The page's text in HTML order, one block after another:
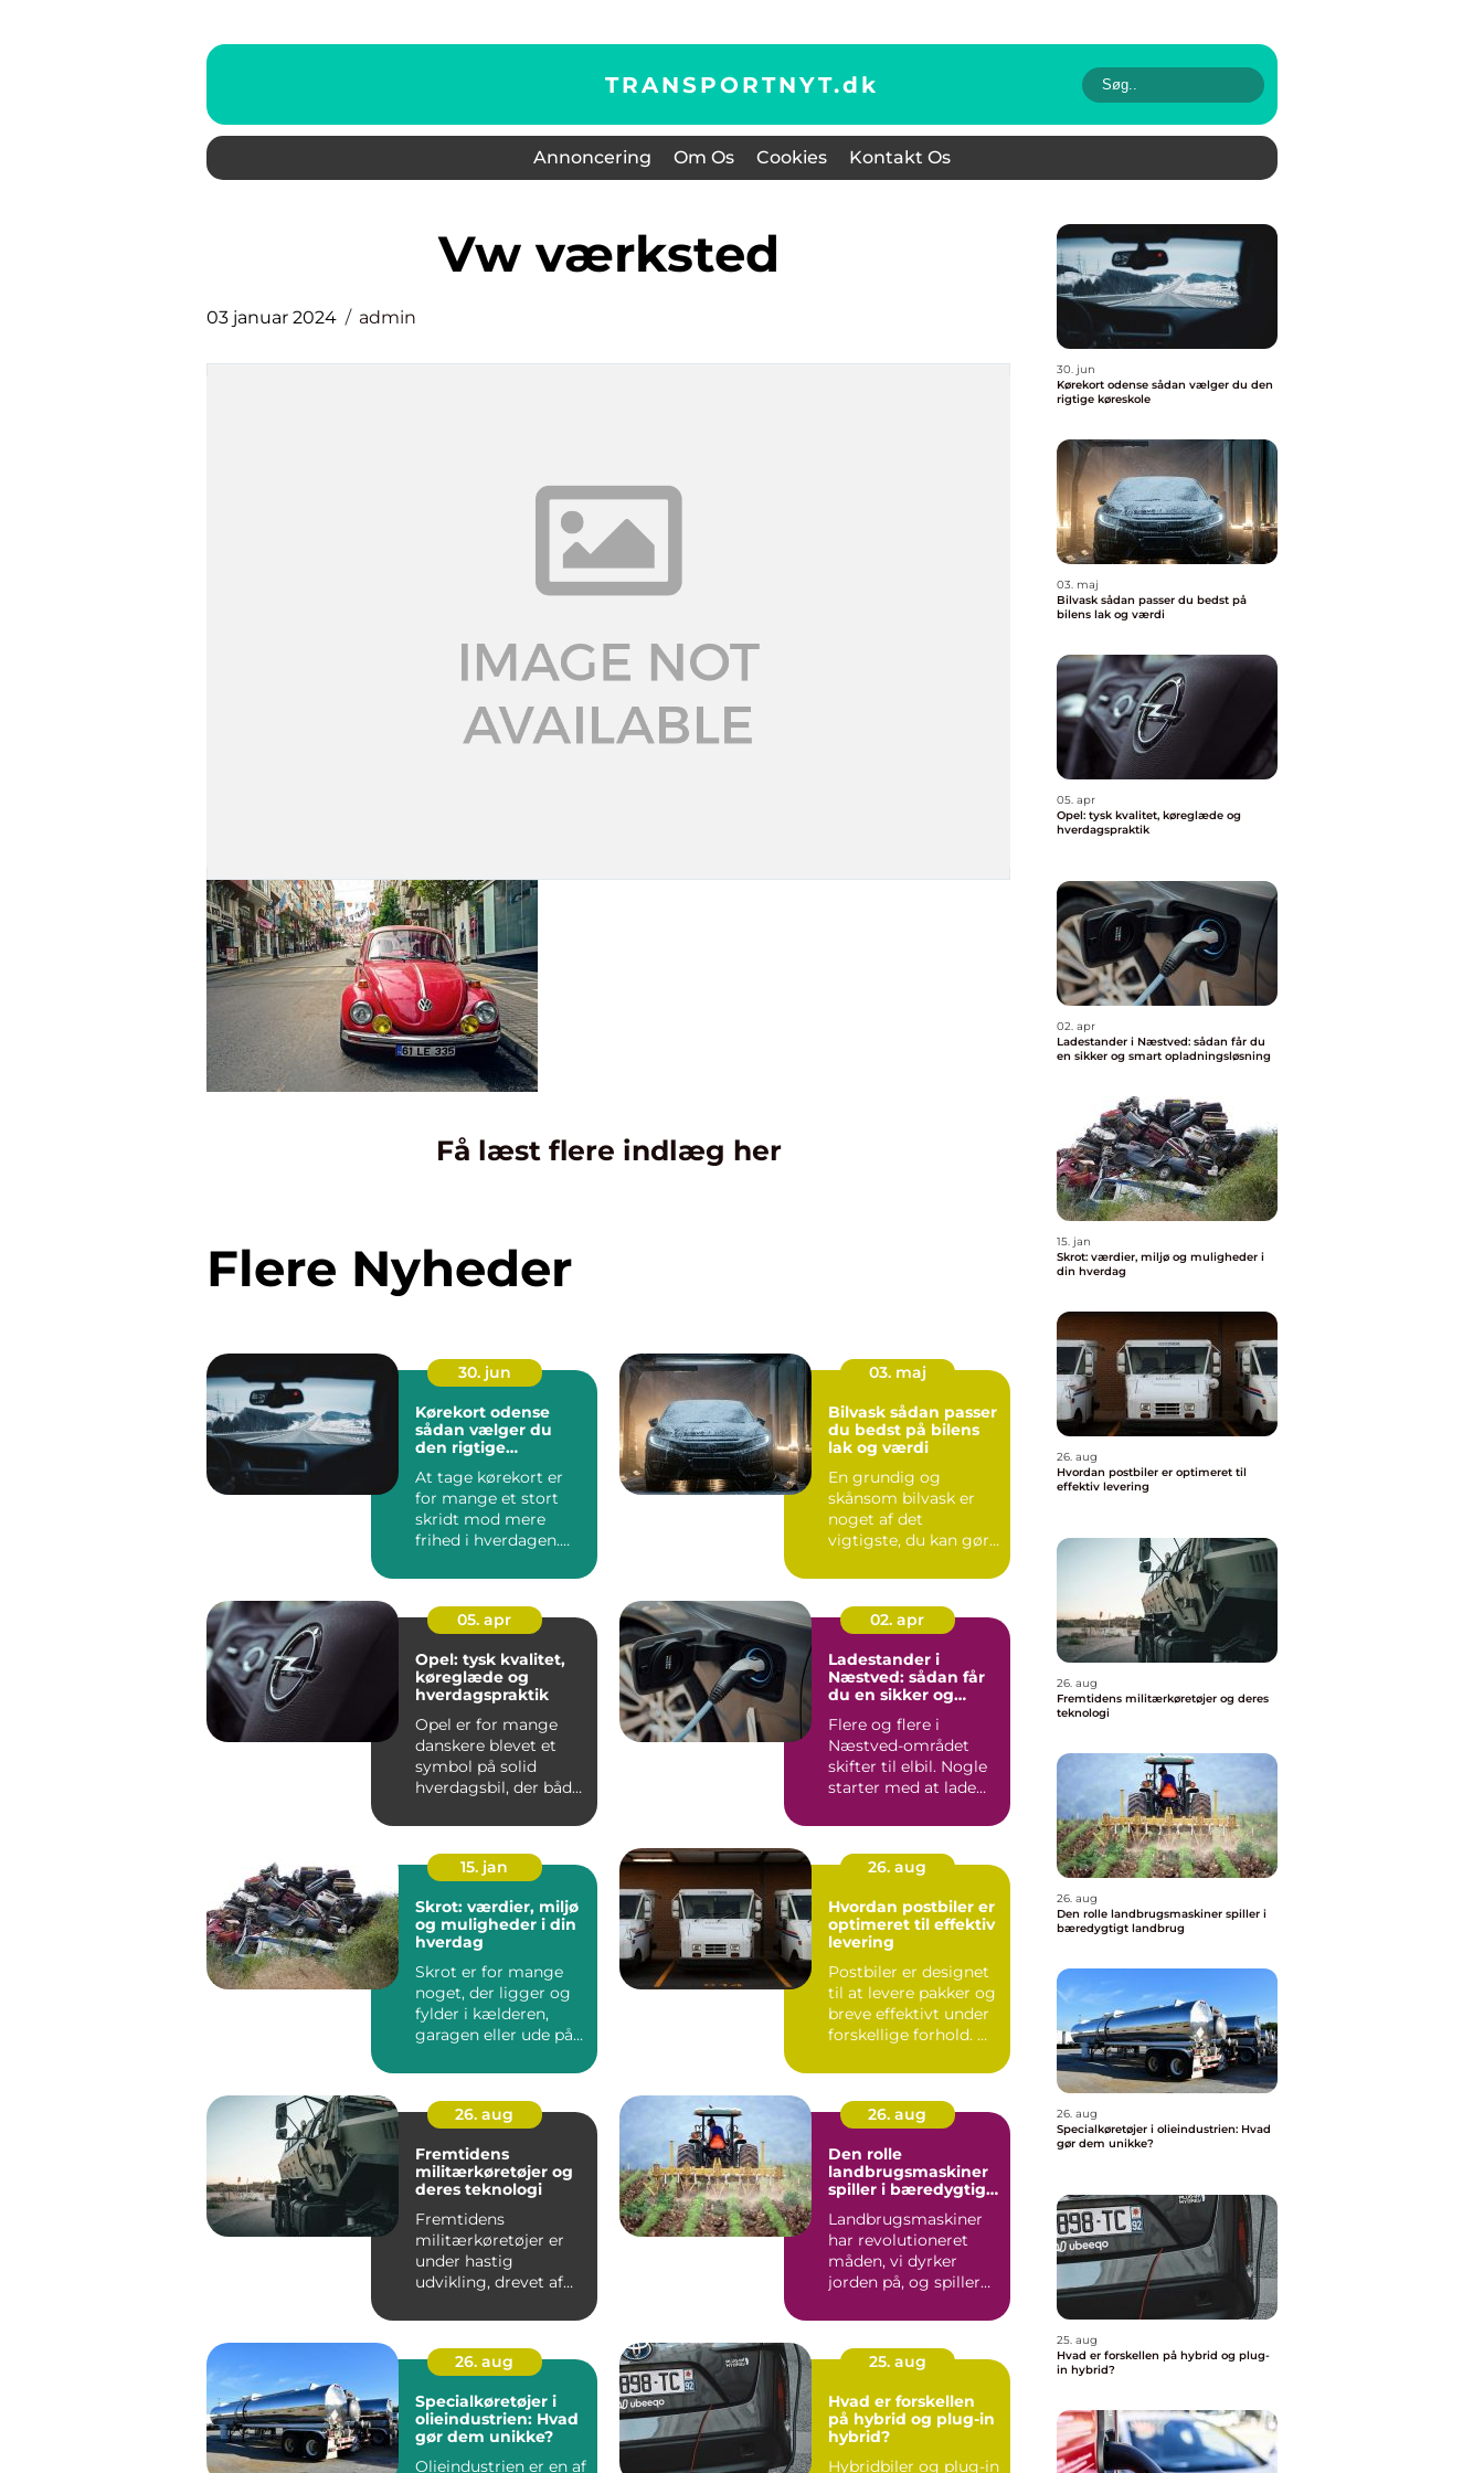
TRANSPORTNYT.dk
Annoncering Om Os Cookies Kontakt Os
vw værksted
03 januar 2024 admin
Få læst flere indlæg her
Flere Nyheder
30. jun
Kørekort odense
sådan vælger du
den rigtige
At tage kørekort er
for mange et stort
skridt mod mere
frihed i hverdagen.
Odense, h...
03. maj
Bilvask sådan passer
du bedst på bilens
lak og værdi
En grundig og
skånsom bilvask er
noget af det
vigtigste, du kan gøre
og bevar...
05. apr
Opel: tysk kvalitet,
køreglæde og
hverdagspraktik
Opel er for mange
danskere blevet et
symbol på solid
hverdagsbil, der både
02. apr
Ladestander i
Næstved: sådan får
du en sikker og
opladningsløsning
Flere og flere i
Næstved-området
skifter til elbil. Nogle
starter med at lade
15. jan
Skrot: værdier, miljø
og muligheder i din
hverdag
Skrot er for mange
noget, der ligger og
fylder i kælderen,
garagen eller ude på
26. aug
Hvordan postbiler er
optimeret til effektiv
levering
Postbiler er designet
til at levere pakker og
breve effektivt under
forskellige forhold. De
26. aug
Fremtidens
militærkøretøjer og
deres teknologi
Fremtidens
militærkøretøjer er
under hastig
udvikling, drevet af
26. aug
Den rolle
landbrugsmaskiner
spiller i bæredygtigt
Landbrugsmaskiner
har revolutioneret
måden, vi dyrker
jorden på, og spiller
26. aug
Specialkøretøjer i
olieindustrien: Hvad
gør dem unikke?
Olieindustrien er en af
25. aug
Hvad er forskellen
på hybrid og plug-in
hybrid?
Hybridbiler og plug-in
30. jun
Kørekort odense sådan vælger du den
rigtige køreskole
03. maj
Bilvask sådan passer du bedst på
bilens lak og værdi
05. apr
Opel: tysk kvalitet, køreglæde og
hverdagspraktik
02. apr
Ladestander i Næstved: sådan får du
en sikker og smart opladningsløsning
15. jan
Skrot: værdier, miljø og muligheder i
din hverdag
26. aug
Hvordan postbiler er optimeret til
effektiv levering
26. aug
Fremtidens militærkøretøjer og deres
teknologi
26. aug
Den rolle landbrugsmaskiner spiller i
bæredygtigt landbrug
26. aug
Specialkøretøjer i olieindustrien: Hvad
gør dem unikke?
25. aug
Hvad er forskellen på hybrid og plug-
in hybrid?